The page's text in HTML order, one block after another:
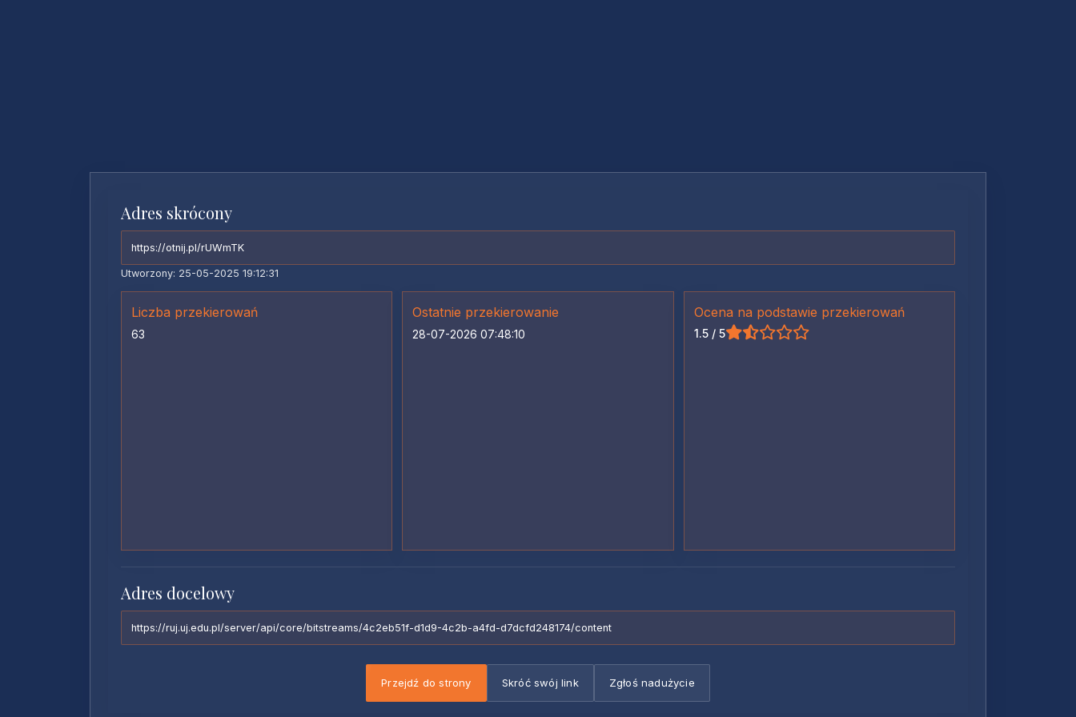
Adres skrócony
https://otnij.pl/rUWmTK
Utworzony: 25-05-2025 19:12:31
Liczba przekierowań
63
Ostatnie przekierowanie
28-07-2026 07:48:10
Ocena na podstawie przekierowań
1.5 / 5
Adres docelowy
https://ruj.uj.edu.pl/server/api/core/bitstreams/4c2eb51f-d1d9-4c2b-a4fd-d7dcfd248174/content
Przejdź do strony Skróć swój link Zgłoś nadużycie